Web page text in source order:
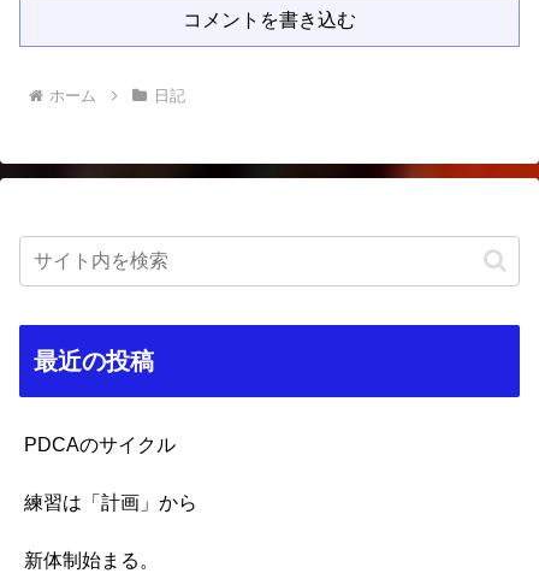
コメントを書き込む
ホーム 日記
最近の投稿
PDCAのサイクル
練習は「計画」から
新体制始まる。